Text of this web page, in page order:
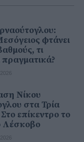
φτάνει
τι
πραγματικά?
Νίκου
στα Τρία
επίκεντρο το
Λέσκοβο